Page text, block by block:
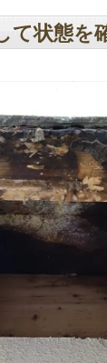
て状態を